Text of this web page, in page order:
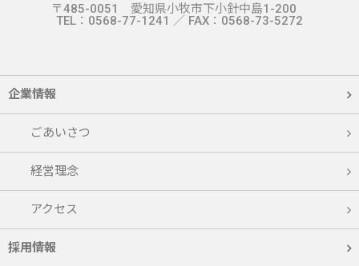
〒485-0051 愛知県小牧市下小針中島1-200
TEL：0568-77-1241 ／ FAX：0568-73-5272
企業情報
ごあいさつ
経営理念
アクセス
採用情報